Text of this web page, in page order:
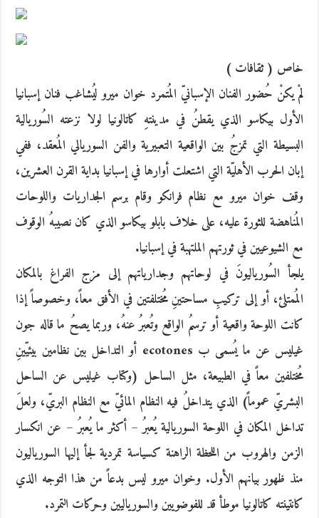
خاص ( ثقافات )
لمْ يكنْ حُضور الفنان الإسبانيّ المُتمرد خوان ميرو ليُشاغب فنان إسبانيا
الأول بيكاسو الذي يقطنُ في مدينتهِ كاتالونيا لولا نزعته السُوريالية
البسيطة التي تمزجُ بين الواقعية التعبيرية والفن السوريالي المُعقد، ففي
إبان الحرب الأهليّة التي اشتعلت أوارها في إسبانيا بداية القرن العشرين،
وقف خوان ميرو مع نظام فرانكو وقام برسم الجداريات واللوحات
المُناهضة للثورة عليه، على خلاف بابلو بيكاسو الذي كان نصيبهُ الوقوف
مع الشيوعيين في ثورتهم الملتهبة في إسبانيا.
يلجأ السُورياليونَ في لوحاتهم وجدارياتهم إلى مزج الفراغ بالمكان
المُمتلئ، أو إلى تركيبِ مساحتينِ مُختلفتين في الأفق معاً، وخصوصاً إذا
كانت اللوحة واقعية أو ترسمُ الواقع وتُعبرُ عنهُ، وربما يصحُ ما قاله جون
غيليس عن ما يُسمى ب ecotones أو التداخل بين نظامين بيئيّينِ
مُختلفين معاً في الطبيعة، مثل الساحل (وكتاب غيليس عن الساحل
البشريّ عموماً) الذي يتداخلُ فيه النظام المائيّ مع النظام البريّ، ولعلَ
تداخل المكان في اللوحة السوريالية يُعبرُ – أكثر ما يُعبرُ – عن انكسار
الزمن والهروب من اللحظة الراهنة كسياسة تمردية لجأ إليها السورياليون
منذ ظهور بيانهم الأول. وخوان ميرو ليس بدعاً من هذا التوجه الذي
كانتينته كاتالونيا موطأ قد للفوضويين والسورياليين وحركات التمرد.